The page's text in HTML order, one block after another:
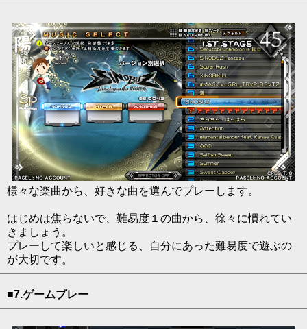
様々な楽曲から、好きな曲を選んでプレーします。
はじめは焦らないで、難易度１の曲から、徐々に慣れてい
きましょう。
プレーして楽しいと感じる、自分にあった難易度で遊ぶの
が大切です。
■7.ゲームプレー